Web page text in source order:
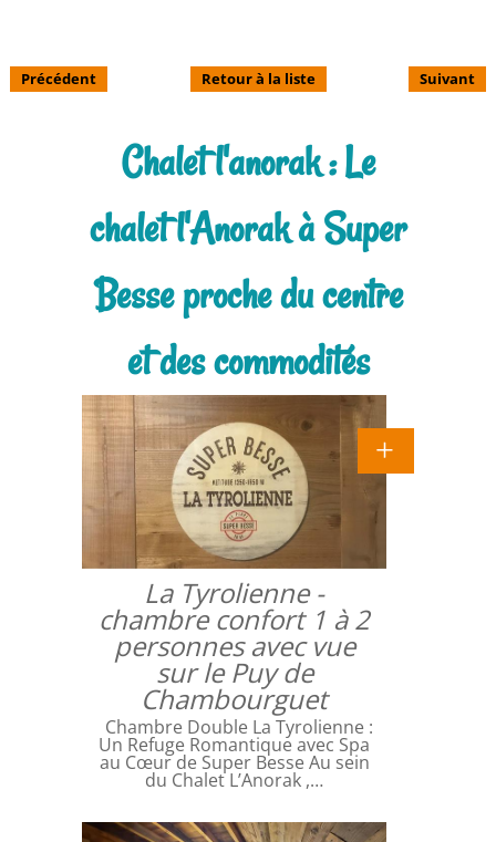
Précédent Retour à la liste Suivant
Chalet l'anorak : Le
chalet l'Anorak à Super
Besse proche du centre
et des commodités
La Tyrolienne -
chambre confort 1 à 2
personnes avec vue
sur le Puy de
Chambourguet
Chambre Double La Tyrolienne :
Un Refuge Romantique avec Spa
au Cœur de Super Besse Au sein
du Chalet L’Anorak ,…